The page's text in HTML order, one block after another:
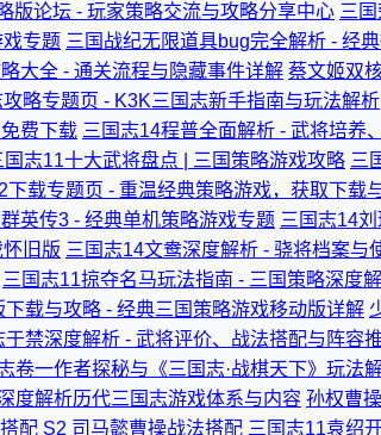
版论坛 - 玩家策略交流与攻略分享中心 三
专题 三国战纪无限道具bug完全解析 - 经
大全 - 通关流程与隐藏事件详解 蔡文姬双
略专题页 - K3K三国志新手指南与玩法解析
费下载 三国志14程普全面解析 - 武将培养
国志11十大武将盘点 | 三国策略游戏攻略 三
下载专题页 - 重温经典策略游戏，获取下载
英传3 - 经典单机策略游戏专题 三国志14
旧版 三国志14文鸯深度解析 - 骁将档案与
三国志11掠夺名马玩法指南 - 三国策略深度
下载与攻略 - 经典三国策略游戏移动版详解
于禁深度解析 - 武将评价、战法搭配与阵容
卷一作者探秘与《三国志·战棋天下》玩法
度解析历代三国志游戏体系与内容 孙权曹
配 S2 司马懿曹操战法搭配 三国志11袁绍